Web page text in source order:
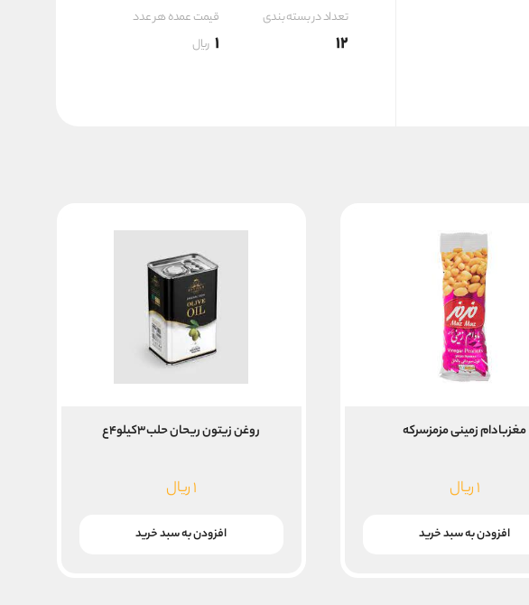
تعداد در بسته بندی
12
قیمت عمده هر عدد
1 ریال
مغزبادام زمینی مزمزسرکه
۱ریال
افزودن به سبد خرید
روغن زیتون ریحان حلب۳کیلو۴ع
۱ریال
افزودن به سبد خرید